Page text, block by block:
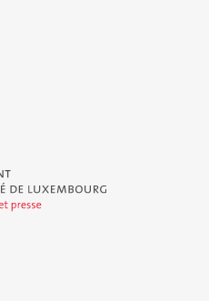
de Luxembourg - Service